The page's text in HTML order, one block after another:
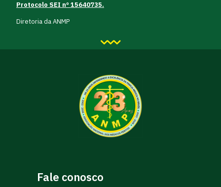
Protocolo SEI nº 15640735.
Diretoria da ANMP
Fale conosco